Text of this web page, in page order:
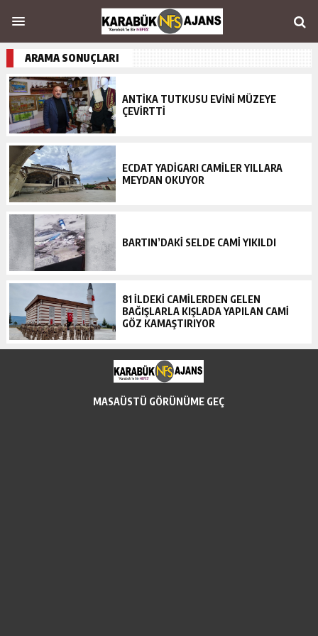
ARAMA SONUÇLARI
ANTİKA TUTKUSU EVİNİ MÜZEYE
ÇEVİRTTİ
ECDAT YADİGARI CAMİLER YILLARA
MEYDAN OKUYOR
BARTIN’DAKİ SELDE CAMİ YIKILDI
81 İLDEKİ CAMİLERDEN GELEN
BAĞIŞLARLA KIŞLADA YAPILAN CAMİ
GÖZ KAMAŞTIRIYOR
MASAÜSTÜ GÖRÜNÜME GEÇ